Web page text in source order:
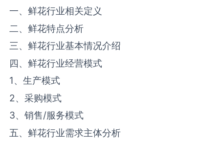
一、鲜花行业相关定义
二、鲜花特点分析
三、鲜花行业基本情况介绍
四、鲜花行业经营模式
1、生产模式
2、采购模式
3、销售/服务模式
五、鲜花行业需求主体分析